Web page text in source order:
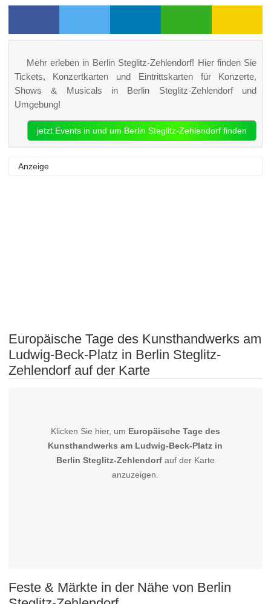
Mehr erleben in Berlin Steglitz-Zehlendorf! Hier finden Sie
Tickets, Konzertkarten und Eintrittskarten für Konzerte,
Shows & Musicals in Berlin Steglitz-Zehlendorf und
Umgebung!
jetzt Events in und um Berlin Steglitz-Zehlendorf finden
Anzeige
Europäische Tage des Kunsthandwerks am
Ludwig-Beck-Platz in Berlin Steglitz-
Zehlendorf auf der Karte
Klicken Sie hier, um Europäische Tage des
Kunsthandwerks am Ludwig-Beck-Platz in
Berlin Steglitz-Zehlendorfauf der Karte
anzuzeigen.
Feste & Märkte in der Nähe von Berlin